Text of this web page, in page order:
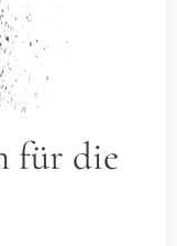
für die